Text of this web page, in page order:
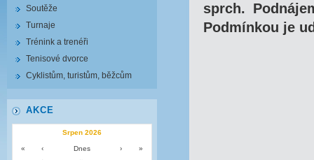
sprch.
Podmínkou je
Soutěže
Turnaje
Trénink a trenéři
Tenisové dvorce
Cyklistům, turistům, běžcům
AKCE
Srpen 2026
« ‹ Dnes › »